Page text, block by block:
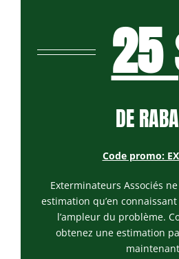
25
DE
Code promo:
Exterminateurs Associés
estimation qu’en
l’ampleur du problème.
obtenez une estimation